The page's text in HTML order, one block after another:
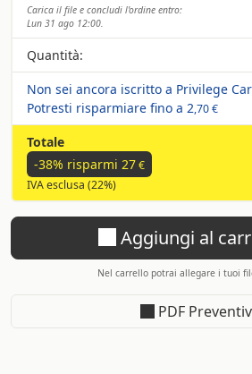
Carica il file e concludi l'ordine entro:
Lun 31 ago 12:00.
Quantità:
Non sei ancora iscritto a Privilege
Potresti risparmiare fino a 2,70 €
Totale
-38% risparmi 27€
IVA esclusa (22%)
Aggiungi al
Nel carrello potrai allegare i tuoi
PDF